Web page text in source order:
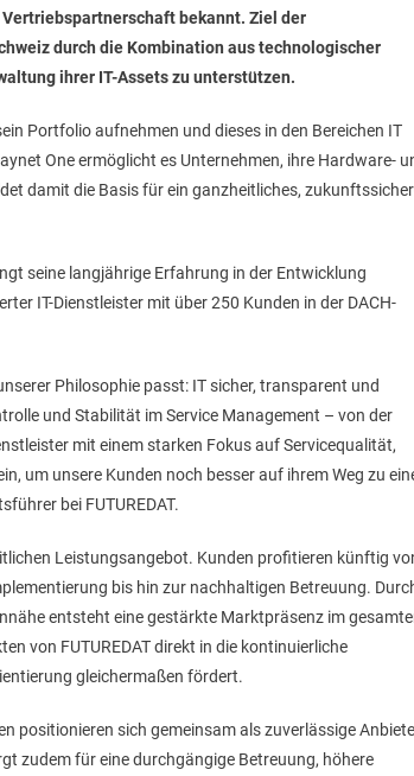
Vertriebspartnerschaft bekannt. Ziel der
durch die Kombination aus technologischer
ihrer IT-Assets zu unterstützen.
Portfolio aufnehmen und dieses in den Bereichen IT
One ermöglicht es Unternehmen, ihre Hardware-
damit die Basis für ein ganzheitliches,
seine langjährige Erfahrung in der Entwicklung
IT-Dienstleister mit über 250 Kunden in der DACH-
Philosophie passt: IT sicher, transparent und
und Stabilität im Service Management – von der
mit einem starken Fokus auf Servicequalität,
um unsere Kunden noch besser auf ihrem Weg zu
bei FUTUREDAT.
Leistungsangebot. Kunden profitieren künftig
bis hin zur nachhaltigen Betreuung.
entsteht eine gestärkte Marktpräsenz im
von FUTUREDAT direkt in die kontinuierliche
gleichermaßen fördert.
positionieren sich gemeinsam als zuverlässige
zudem für eine durchgängige Betreuung, höhere